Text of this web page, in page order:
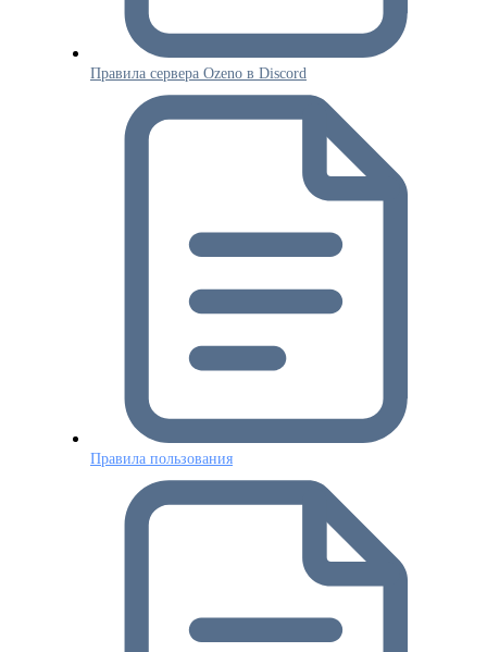
Правила сервера Ozeno в Discord
Правила пользования